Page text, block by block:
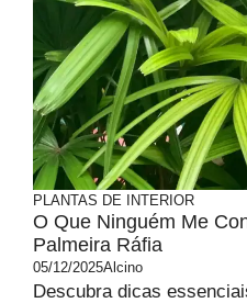
PLANTAS DE INTERIOR
O Que Ninguém Me
Palmeira Ráfia
05/12/2025Alcino
Descubra dicas